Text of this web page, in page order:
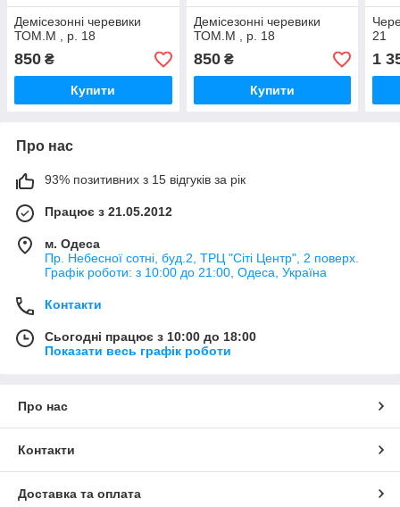
Демісезонні черевики
ТОМ.М , р. 18
850 ₴
Купити
Демісезонні черевики
ТОМ.М , р. 18
850₴
Купити
21
1
Про нас
93% позитивних з 15 відгуків за рік
Працює з 21.05.2012
м. Одеса
Пр. Небесної сотні, буд.2, ТРЦ "Сіті Центр", 2 поверх.
Графік роботи: з 10:00 до 21:00, Одеса, Україна
Контакти
Сьогодні працює з 10:00 до 18:00
Показати весь графік роботи
Про нас
Контакти
Доставка та оплата